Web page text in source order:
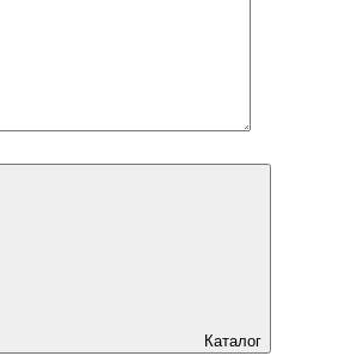
Каталог